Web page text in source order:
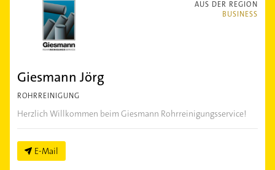
AUS DER REGION
BUSINESS
Giesmann Jörg
ROHRREINIGUNG
Herzlich Willkommen beim Giesmann Rohrreinigungsservice!
E-Mail